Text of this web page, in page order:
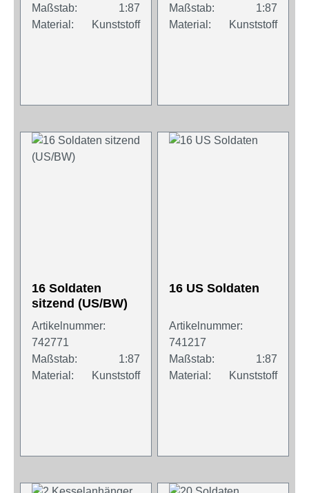
Maßstab:
1:87
Material:
Kunststoff
Maßstab:
1:87
Material:
Kunststoff
16 Soldaten
sitzend (US/BW)
Artikelnummer:
742771
Maßstab:
1:87
Material:
Kunststoff
16 US Soldaten
Artikelnummer:
741217
Maßstab:
1:87
Material:
Kunststoff